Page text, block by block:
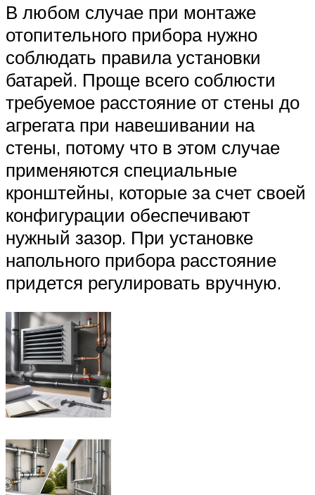
В любом случае при монтаже
отопительного прибора нужно
соблюдать правила установки
батарей. Проще всего соблюсти
требуемое расстояние от стены до
агрегата при навешивании на
стены, потому что в этом случае
применяются специальные
кронштейны, которые за счет своей
конфигурации обеспечивают
нужный зазор. При установке
напольного прибора расстояние
придется регулировать вручную.